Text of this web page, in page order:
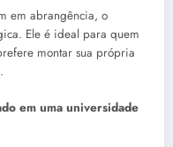
em abrangência, o
Ele é ideal para quem
montar sua própria
em uma universidade